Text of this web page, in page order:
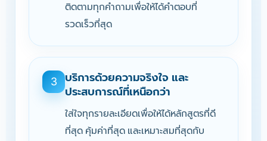
ติดตามทุกคำถามเพื่อให้ได้คำตอบที่
รวดเร็วที่สุด
3
บริการด้วยความจริงใจ และ
ประสบการณ์ที่เหนือกว่า
ใส่ใจทุกรายละเอียดเพื่อให้ได้หลักสูตรที่ดี
ที่สุด คุ้มค่าที่สุด และเหมาะสมที่สุดกับ